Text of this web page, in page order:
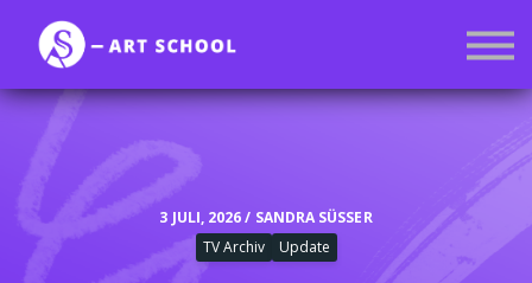
Mitgliedschaft
Anmelden
3 JULI, 2026 / SANDRA SÜSSER
TV Archiv
Update